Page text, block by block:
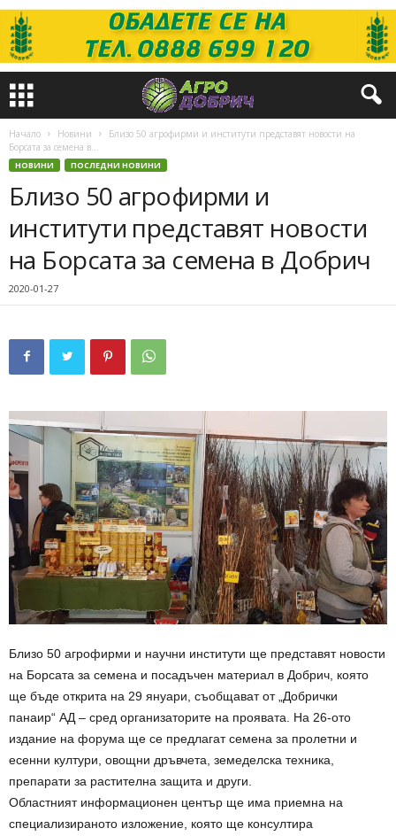
Начало Новини
Близо 50 агрофирми и институти представят новости на
Борсата за семена в...
НОВИНИ ПОСЛЕДНИ НОВИНИ
Близо 50 агрофирми и
институти представят новости
на Борсата за семена в Добрич
2020-01-27
Близо 50 агрофирми и научни институти ще представят новости
на Борсата за семена и посадъчен материал в Добрич, която
ще бъде открита на 29 януари, съобщават от „Добрички
панаир“ АД – сред организаторите на проявата. На 26-ото
издание на форума ще се предлагат семена за пролетни и
есенни култури, овощни дръвчета, земеделска техника,
препарати за растителна защита и други.
Областният информационен център ще има приемна на
специализираното изложение, която ще консултира